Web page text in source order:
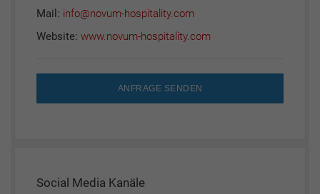
Mail: info@novum-hospitality.com
Website: www.novum-hospitality.com
ANFRAGE SENDEN
Social Media Kanäle